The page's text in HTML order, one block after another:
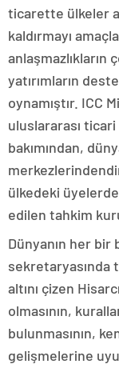
ticarette ülkeler
kaldırmayı
yatırımların
oynamıştır. ICC
uluslararası
bakımından,
ülkedeki
edilen tahkim
Dünyanın her bir
sekretaryasında
altını çizen
olmasının,
bulunmasının,
gelişmelerine